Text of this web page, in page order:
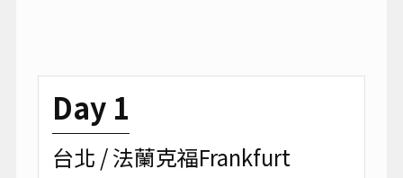
Day 1
台北 / 法蘭克福Frankfurt